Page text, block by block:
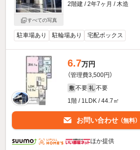
すべての写真
2階建 / 2年7ヶ月 / 木造
駐車場あり 駐輪場あり 宅配ボックス
6.7万円
（管理費3,500円）
敷 不要 礼 不要
1階 / 1LDK / 44.7㎡
お問い合わせ （無料）
ほか提供